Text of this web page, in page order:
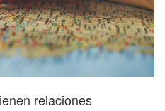
relaciones